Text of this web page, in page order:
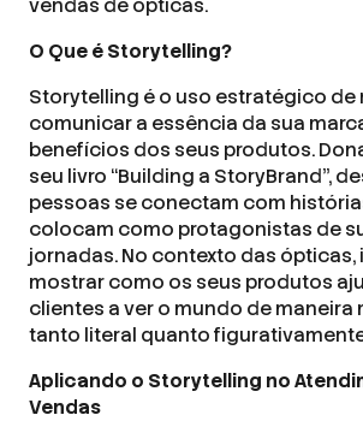
vendas de ópticas.
O Que é Storytelling?
Storytelling é o uso estratégico de
comunicar a essência da sua
benefícios dos seus produtos.
seu livro “Building a StoryBrand”,
pessoas se conectam com
colocam como protagonistas de
jornadas. No contexto das
mostrar como os seus produtos
clientes a ver o mundo de maneira
tanto literal quanto
Aplicando o Storytelling no
Vendas